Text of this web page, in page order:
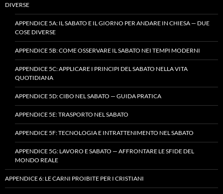
DIVERSE
APPENDICE 5A: IL SABATO E IL GIORNO PER ANDARE IN CHIESA — DUE
COSE DIVERSE
APPENDICE 5B: COME OSSERVARE IL SABATO NEI TEMPI MODERNI
APPENDICE 5C: APPLICARE I PRINCIPI DEL SABATO NELLA VITA
QUOTIDIANA
APPENDICE 5D: CIBO NEL SABATO — GUIDA PRATICA
APPENDICE 5E: TRASPORTO NEL SABATO
APPENDICE 5F: TECNOLOGIA E INTRATTENIMENTO NEL SABATO
APPENDICE 5G: LAVORO E SABATO — AFFRONTARE LE SFIDE DEL
MONDO REALE
APPENDICE 6: LE CARNI PROIBITE PER I CRISTIANI